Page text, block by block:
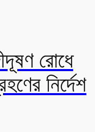
রোধে
নির্দেশ